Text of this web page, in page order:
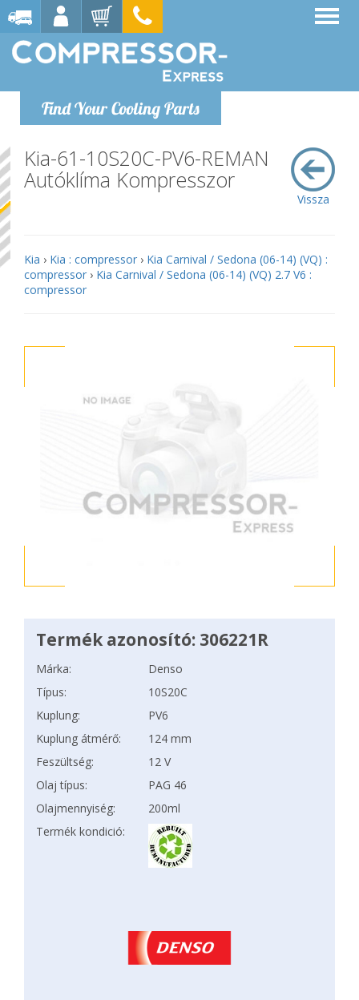
Find Your Cooling Parts
Vissza
Kia-61-10S20C-PV6-REMAN
Autóklíma Kompresszor
Kia › Kia : compressor › Kia Carnival / Sedona (06-14) (VQ) :
compressor › Kia Carnival / Sedona (06-14) (VQ) 2.7 V6 :
compressor
Termék azonosító: 306221R
Márka:
Denso
Típus:
10S20C
Kuplung:
PV6
Kuplung átmérő:
124 mm
Feszültség:
12 V
Olaj típus:
PAG 46
Olajmennyiség:
200ml
Termék kondició: